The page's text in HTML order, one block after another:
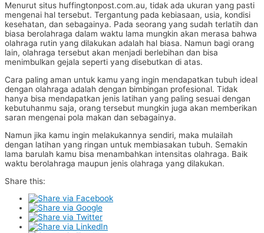
Menurut situs huffingtonpost.com.au, tidak ada ukuran yang pasti
mengenai hal tersebut. Tergantung pada kebiasaan, usia, kondisi
kesehatan, dan sebagainya. Pada seorang yang sudah terlatih dan
biasa berolahraga dalam waktu lama mungkin akan merasa bahwa
olahraga rutin yang dilakukan adalah hal biasa. Namun bagi orang
lain, olahraga tersebut akan menjadi berlebihan dan bisa
menimbulkan gejala seperti yang disebutkan di atas.
Cara paling aman untuk kamu yang ingin mendapatkan tubuh ideal
dengan olahraga adalah dengan bimbingan profesional. Tidak
hanya bisa mendapatkan jenis latihan yang paling sesuai dengan
kebutuhanmu saja, orang tersebut mungkin juga akan memberikan
saran mengenai pola makan dan sebagainya.
Namun jika kamu ingin melakukannya sendiri, maka mulailah
dengan latihan yang ringan untuk membiasakan tubuh. Semakin
lama barulah kamu bisa menambahkan intensitas olahraga. Baik
waktu berolahraga maupun jenis olahraga yang dilakukan.
Share this: